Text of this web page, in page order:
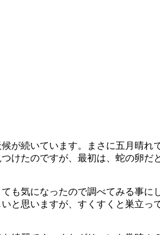
が続いています。まさに五月晴
けたのですが、最初は、蛇の卵だ
も気になったので調べてみる事
と思いますが、すくすくと巣立っ